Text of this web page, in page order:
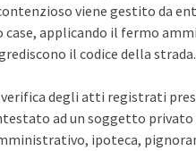
viene gestito da
applicando il fermo
il codice della strada.
verifica degli atti registrati
ad un soggetto privato
ipoteca,